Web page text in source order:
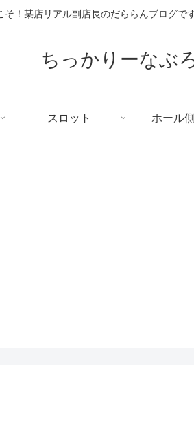
そ！某店リアル副店長のだららんブログで
ちっかりーなぶ
スロット ホール